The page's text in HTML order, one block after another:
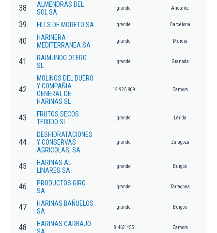
38
ALMENDRAS DEL
SOL SA.
grande Alicante
39 FILLS DE MORETO SA grande Barcelona
40
HARINERA
MEDITERRANEA SA
grande Murcia
41
RAIMUNDO OTERO
SL
grande Granada
42
MOLINOS DEL DUERO
Y COMPAÑIA
GENERAL DE
HARINAS SL
12.925.809 Zamora
43
FRUTOS SECOS
TEIXIDO SL
grande Lérida
44
DESHIDRATACIONES
Y CONSERVAS
AGRICOLAS, SA
grande Zaragoza
45
HARINAS AL
LINARES SA
grande Burgos
46
PRODUCTOS GIRO
SA
grande Tarragona
47
HARINAS BAÑUELOS
SA
grande Burgos
48
HARINAS CARBAJO
8.462.455 Zamora